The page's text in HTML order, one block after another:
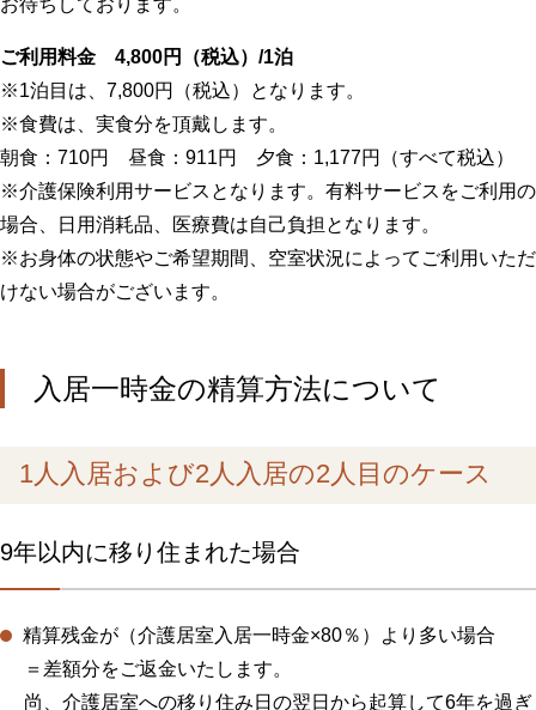
お待ちしております。
ご利用料金 4,800円（税込）/1泊
※1泊目は、7,800円（税込）となります。
※食費は、実食分を頂戴します。
朝食：710円 昼食：911円 夕食：1,177円（すべて税込）
※介護保険利用サービスとなります。有料サービスをご利用の
場合、日用消耗品、医療費は自己負担となります。
※お身体の状態やご希望期間、空室状況によってご利用いただ
けない場合がございます。
入居一時金の精算方法について
1人入居および2人入居の2人目のケース
9年以内に移り住まれた場合
精算残金が（介護居室入居一時金×80％）より多い場合
＝差額分をご返金いたします。
尚、介護居室への移り住み日の翌日から起算して6年を過ぎ